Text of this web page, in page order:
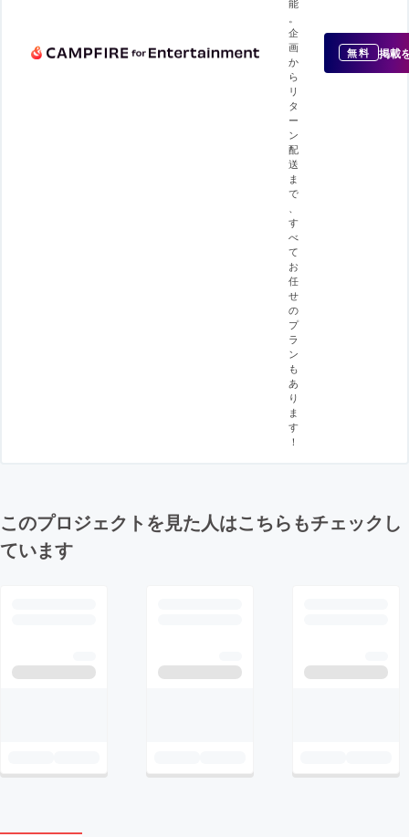
企
画
か
ら
リ
タ
ー
ン
配
送
ま
で
す
べ
て
お
任
せ
の
プ
ラ
ン
も
あ
り
ま
す
！
無料 掲載
このプロジェクトを見た人はこちらもチェックし
ています